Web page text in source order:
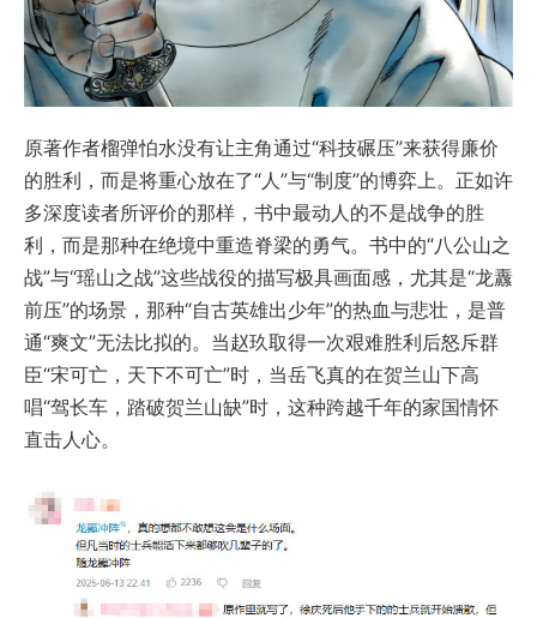
原著作者榴弹怕水没有让主角通过“科技碾压”来获得廉价
的胜利，而是将重心放在了“人”与“制度”的博弈上。正如许
多深度读者所评价的那样，书中最动人的不是战争的胜
利，而是那种在绝境中重造脊梁的勇气。书中的“八公山之
战”与“瑶山之战”这些战役的描写极具画面感，尤其是“龙纛
前压”的场景，那种“自古英雄出少年”的热血与悲壮，是普
通“爽文”无法比拟的。当赵玖取得一次艰难胜利后怒斥群
臣“宋可亡，天下不可亡”时，当岳飞真的在贺兰山下高
唱“驾长车，踏破贺兰山缺”时，这种跨越千年的家国情怀
直击人心。